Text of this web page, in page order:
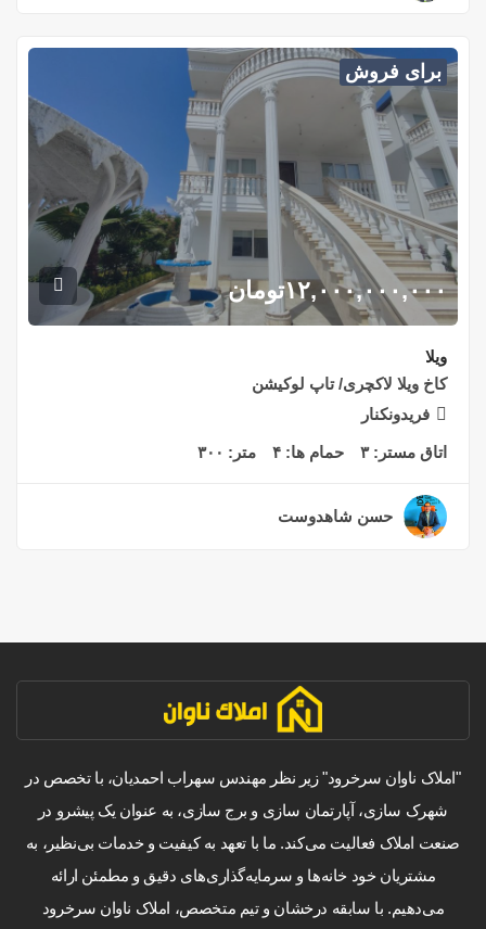
برای فروش
۱۲,۰۰۰,۰۰۰,۰۰۰تومان
ویلا
کاخ ویلا لاکچری/ تاپ لوکیشن
فریدونکنار
اتاق مستر:۳ حمام ها: ۴ متر: ۳۰۰
حسن شاهدوست
"املاک ناوان سرخرود" زیر نظر مهندس سهراب احمدیان، با تخصص در
شهرک سازی، آپارتمان سازی و برج سازی، به عنوان یک پیشرو در
صنعت املاک فعالیت می‌کند. ما با تعهد به کیفیت و خدمات بی‌نظیر، به
مشتریان خود خانه‌ها و سرمایه‌گذاری‌های دقیق و مطمئن ارائه
می‌دهیم. با سابقه درخشان و تیم متخصص، املاک ناوان سرخرود